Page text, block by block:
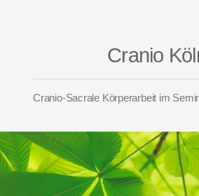
Cranio
Cranio-Sacrale Körperarbeit im